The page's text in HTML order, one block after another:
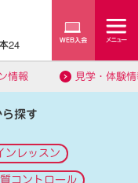
24
情報 見学・体験
探す
ンレッスン
コントロール